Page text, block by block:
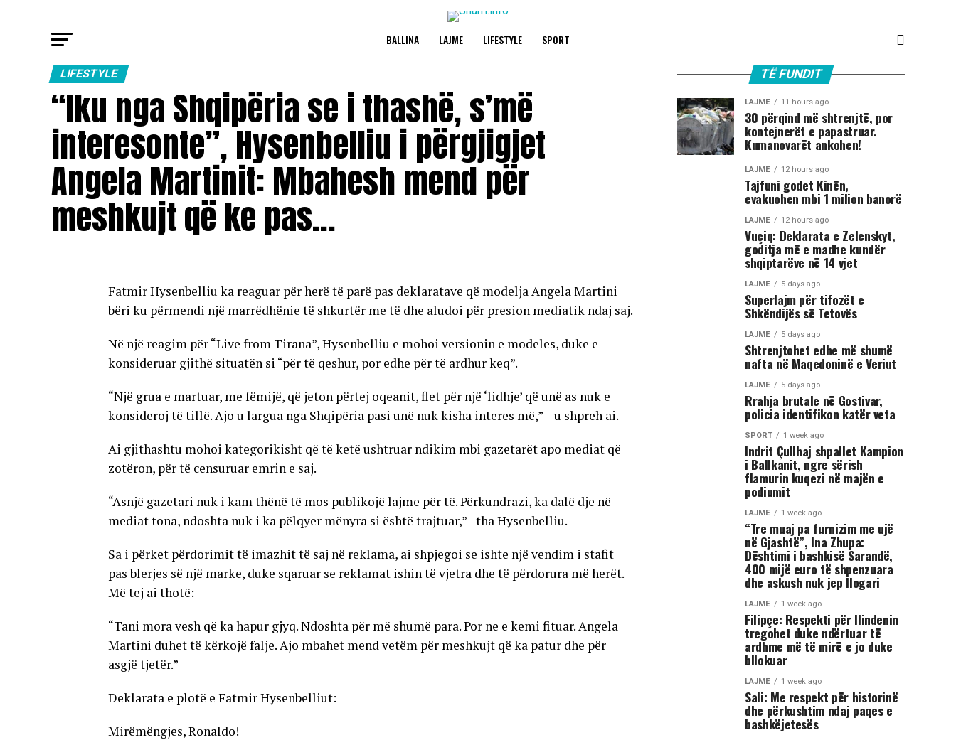
BALLINA LAJME LIFESTYLE SPORT
LIFESTYLE
“Iku nga Shqipëria se i thashë, s’më
interesonte”, Hysenbelliu i përgjigjet
Angela Martinit: Mbahesh mend për
meshkujt që ke pas…
Fatmir Hysenbelliu ka reaguar për herë të parë pas deklaratave që modelja Angela Martini
bëri ku përmendi një marrëdhënie të shkurtër me të dhe aludoi për presion mediatik ndaj saj.
Në një reagim për “Live from Tirana”, Hysenbelliu e mohoi versionin e modeles, duke e
konsideruar gjithë situatën si “për të qeshur, por edhe për të ardhur keq”.
“Një grua e martuar, me fëmijë, që jeton përtej oqeanit, flet për një ‘lidhje’ që unë as nuk e
konsideroj të tillë. Ajo u largua nga Shqipëria pasi unë nuk kisha interes më,” – u shpreh ai.
Ai gjithashtu mohoi kategorikisht që të ketë ushtruar ndikim mbi gazetarët apo mediat që
zotëron, për të censuruar emrin e saj.
“Asnjë gazetari nuk i kam thënë të mos publikojë lajme për të. Përkundrazi, ka dalë dje në
mediat tona, ndoshta nuk i ka pëlqyer mënyra si është trajtuar,”– tha Hysenbelliu.
Sa i përket përdorimit të imazhit të saj në reklama, ai shpjegoi se ishte një vendim i stafit
pas blerjes së një marke, duke sqaruar se reklamat ishin të vjetra dhe të përdorura më herët.
Më tej ai thotë:
“Tani mora vesh që ka hapur gjyq. Ndoshta për më shumë para. Por ne e kemi fituar. Angela
Martini duhet të kërkojë falje. Ajo mbahet mend vetëm për meshkujt që ka patur dhe për
asgjë tjetër.”
Deklarata e plotë e Fatmir Hysenbelliut:
Mirëmëngjes, Ronaldo!
TË FUNDIT
LAJME 11 hours ago
30 përqind më shtrenjtë, por
kontejnerët e papastruar.
Kumanovarët ankohen!
LAJME 12 hours ago
Tajfuni godet Kinën,
evakuohen mbi 1 milion banorë
LAJME 12 hours ago
Vuçiq: Deklarata e Zelenskyt,
goditja më e madhe kundër
shqiptarëve në 14 vjet
LAJME 5 days ago
Superlajm për tifozët e
Shkëndijës së Tetovës
LAJME 5 days ago
Shtrenjtohet edhe më shumë
nafta në Maqedoninë e Veriut
LAJME 5 days ago
Rrahja brutale në Gostivar,
policia identifikon katër veta
SPORT 1 week ago
Indrit Çullhaj shpallet Kampion
i Ballkanit, ngre sërish
flamurin kuqezi në majën e
podiumit
LAJME 1 week ago
“Tre muaj pa furnizim me ujë
në Gjashtë”, Ina Zhupa:
Dështimi i bashkisë Sarandë,
400 mijë euro të shpenzuara
dhe askush nuk jep llogari
LAJME 1 week ago
Filipçe: Respekti për Ilindenin
tregohet duke ndërtuar të
ardhme më të mirë e jo duke
bllokuar
LAJME 1 week ago
Sali: Me respekt për historinë
dhe përkushtim ndaj paqes e
bashkëjetesës